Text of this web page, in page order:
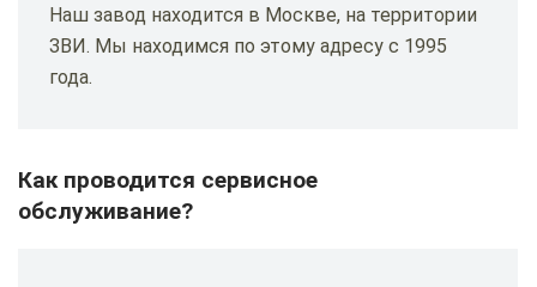
Наш завод находится в Москве, на территории
ЗВИ. Мы находимся по этому адресу с 1995
года.
Как проводится сервисное
обслуживание?